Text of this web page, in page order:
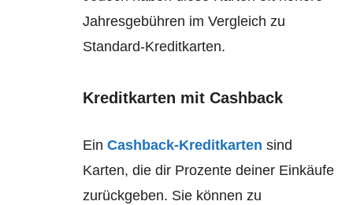
Jahresgebühren im Vergleich zu
Standard-Kreditkarten.
Kreditkarten mit Cashback
EinCashback-Kreditkarten sind
Karten, die dir Prozente deiner Einkäufe
zurückgeben. Sie können zu